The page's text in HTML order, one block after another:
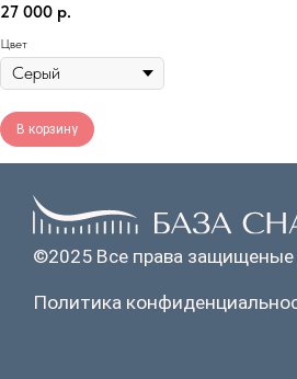
27 000 р.
Цвет
В корзину
Как это работает
FAQ
Видеообзор